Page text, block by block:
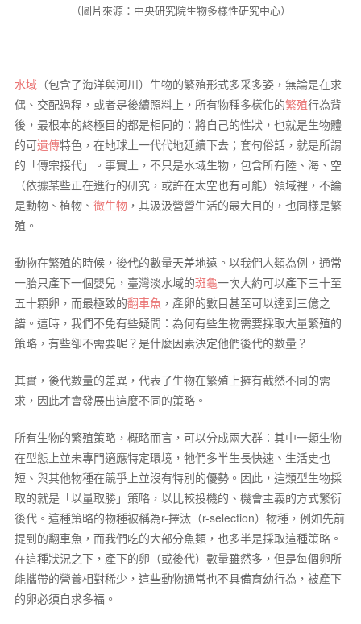
（圖片來源：中央研究院生物多樣性研究中心）
水域（包含了海洋與河川）生物的繁殖形式多采多姿，無論是在求
偶、交配過程，或者是後續照料上，所有物種多樣化的繁殖行為背
後，最根本的終極目的都是相同的：將自己的性狀，也就是生物體
的可遺傳特色，在地球上一代代地延續下去；套句俗話，就是所謂
的「傳宗接代」。事實上，不只是水域生物，包含所有陸、海、空
（依據某些正在進行的研究，或許在太空也有可能）領域裡，不論
是動物、植物、 微生物，其汲汲營營生活的最大目的，也同樣是繁
殖。
動物在繁殖的時候，後代的數量天差地遠。以我們人類為例，通常
一胎只產下一個嬰兒，臺灣淡水域的斑龜一次大約可以產下三十至
五十顆卵，而最極致的翻車魚 ，產卵的數目甚至可以達到三億之
譜。這時，我們不免有些疑問：為何有些生物需要採取大量繁殖的
策略，有些卻不需要呢？是什麼因素決定他們後代的數量？
其實，後代數量的差異，代表了生物在繁殖上擁有截然不同的需
求，因此才會發展出這麼不同的策略。
所有生物的繁殖策略，概略而言，可以分成兩大群：其中一類生物
在型態上並未專門適應特定環境，牠們多半生長快速、生活史也
短、與其他物種在競爭上並沒有特別的優勢。因此，這類型生物採
取的就是「以量取勝」策略，以比較投機的、機會主義的方式繁衍
後代。這種策略的物種被稱為r-擇汰（r-selection）物種，例如先前
提到的翻車魚，而我們吃的大部分魚類，也多半是採取這種策略。
在這種狀況之下，產下的卵（或後代）數量雖然多，但是每個卵所
能攜帶的營養相對稀少，這些動物通常也不具備育幼行為，被產下
的卵必須自求多福。